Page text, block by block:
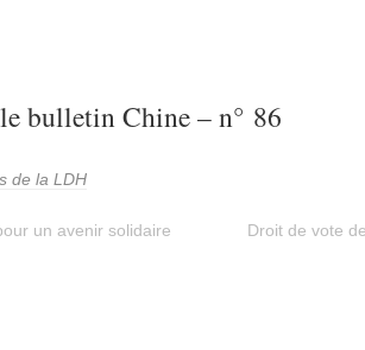
bulletin Chine – n° 86
de la LDH
un avenir solidaire Droit de vote